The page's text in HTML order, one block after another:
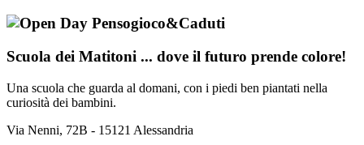
Scuola dei Matitoni ... dove il futuro prende colore!
Una scuola che guarda al domani, con i piedi ben piantati nella
curiosità dei bambini.
Via Nenni, 72B - 15121 Alessandria